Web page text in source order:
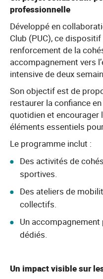
professionnelle
Développé en
Club (PUC), ce
renforcement de la
accompagnement vers
intensive de deux
Son objectif est de
restaurer la confiance
quotidien et encourager
éléments essentiels
Le programme inclut :
Des activités de
sportives.
Des ateliers de
collectifs.
Un
dédiés.
Un impact visible sur